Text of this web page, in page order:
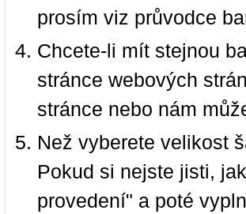
prosím viz průvodce
Chcete-li mít stejnou
stránce webových
stránce nebo nám
Než vyberete velikost
Pokud si nejste jisti,
provedení" a poté